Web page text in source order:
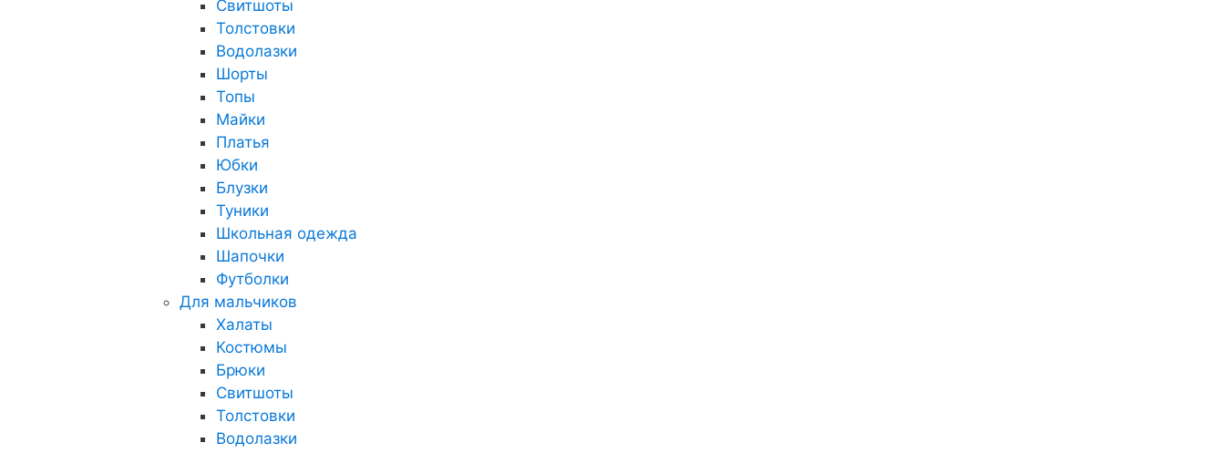
Свитшоты
Толстовки
Водолазки
Шорты
Топы
Майки
Платья
Юбки
Блузки
Туники
Школьная одежда
Шапочки
Футболки
Для мальчиков
Халаты
Костюмы
Брюки
Свитшоты
Толстовки
Водолазки